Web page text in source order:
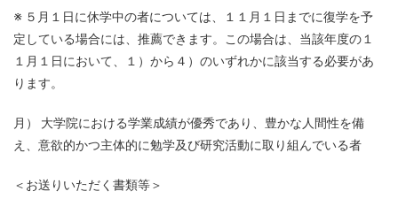
※ ５月１日に休学中の者については、１１月１日までに復学を予
定している場合には、推薦できます。この場合は、当該年度の１
１月１日において、１）から４）のいずれかに該当する必要があ
ります。
月） 大学院における学業成績が優秀であり、豊かな人間性を備
え、意欲的かつ主体的に勉学及び研究活動に取り組んでいる者
＜お送りいただく書類等＞